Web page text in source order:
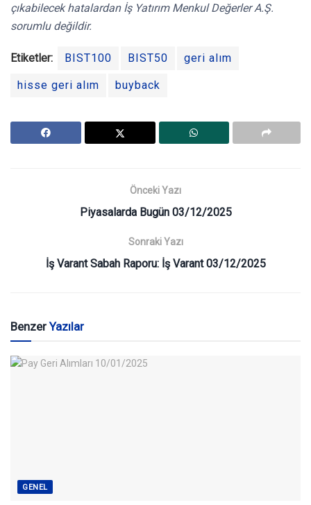
çıkabilecek hatalardan İş Yatırım Menkul Değerler A.Ş.
sorumlu değildir.
Etiketler: BIST100 BIST50 geri alım
hisse geri alım buyback
Önceki Yazı
Piyasalarda Bugün 03/12/2025
Sonraki Yazı
İş Varant Sabah Raporu: İş Varant 03/12/2025
BenzerYazılar
GENEL